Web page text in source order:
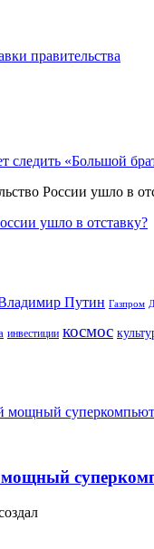
правительства
следить «Большой
ушло в отставку?
Путин Газпром
инвестиции космос